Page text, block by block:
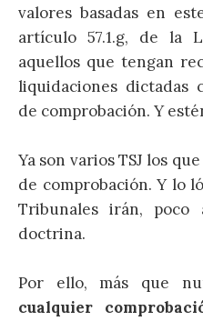
valores basadas en
artículo 57.1.g, de la
aquellos que tengan
liquidaciones dictadas
de comprobación. Y
Ya son varios TSJ los
de comprobación. Y lo
Tribunales irán, poco
doctrina.
Por ello, más que
cualquier